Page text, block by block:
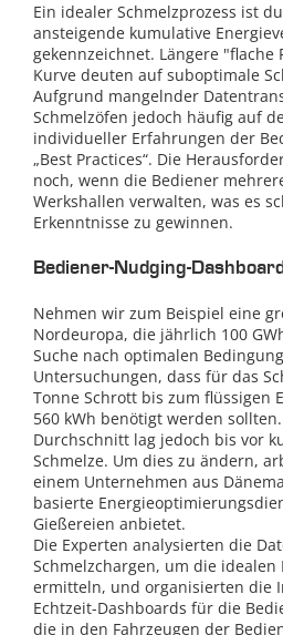
Ein idealer Schmelzprozess ist
ansteigende kumulative
gekennzeichnet. Längere "flache
Kurve deuten auf suboptimale
Aufgrund mangelnder
Schmelzöfen jedoch häufig auf
individueller Erfahrungen der
„Best Practices“. Die
noch, wenn die Bediener
Werkshallen verwalten, was es
Erkenntnisse zu gewinnen.
Bediener-Nudging-
Nehmen wir zum Beispiel eine
Nordeuropa, die jährlich 100
Suche nach optimalen
Untersuchungen, dass für das
Tonne Schrott bis zum flüssigen
560 kWh benötigt werden
Durchschnitt lag jedoch bis vor
Schmelze. Um dies zu ändern,
einem Unternehmen aus
basierte
Gießereien anbietet.
Die Experten analysierten die
Schmelzchargen, um die
ermitteln, und organisierten die
Echtzeit-Dashboards für die
die in den Fahrzeugen der